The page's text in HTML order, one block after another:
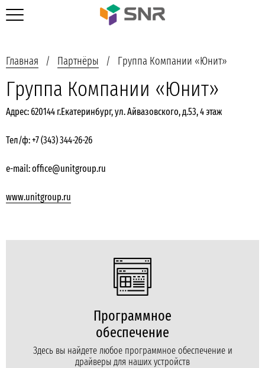
Главная Партнёры Группа Компании «Юнит»
Группа Компании «Юнит»
Адрес: 620144 г.Екатеринбург, ул. Айвазовского, д.53, 4 этаж
Тел/ф: +7 (343) 344-26-26
e-mail: office@unitgroup.ru
www.unitgroup.ru
Программное
обеспечение
Здесь вы найдете любое программное обеспечение и
драйверы для наших устройств